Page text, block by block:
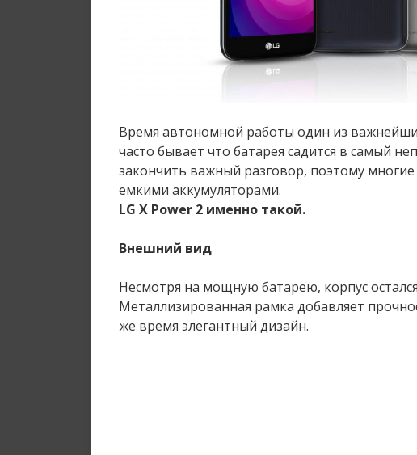
Время автономной работы один из
часто бывает что батарея садится в самый
закончить важный разговор, поэтому
емкими аккумуляторами.
LG X Power 2 именно такой.
Внешний вид
Несмотря на мощную батарею, корпус
Металлизированная рамка добавляет
же время элегантный дизайн.